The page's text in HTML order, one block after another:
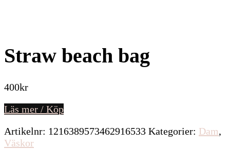
Straw beach bag
400kr
Läs mer / Köp
Artikelnr: 1216389573462916533 Kategorier: Dam,
Väskor